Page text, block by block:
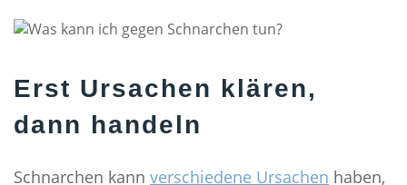
POSITIONSTHERAPIE
CPAP-THERAPIE
ZUNGENSCHRITTMACHER
Erst Ursachen klären,
dann handeln
Schnarchen kann verschiedene Ursachen haben,